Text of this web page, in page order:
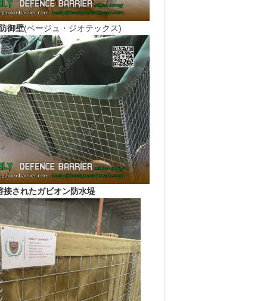
御壁(ベージュ・ジオテックス)
接されたガビオン防水堤